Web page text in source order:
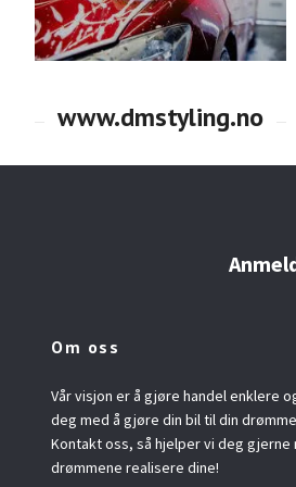
Om oss
Vår visjon er å gjøre handel enklere
deg med å gjøre din bil til din
Kontakt oss, så hjelper vi deg gjerne
drømmene realisere dine!